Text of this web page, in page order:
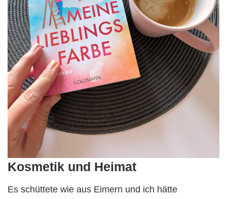
Kosmetik und Heimat
Es schüttete wie aus Eimern und ich hätte